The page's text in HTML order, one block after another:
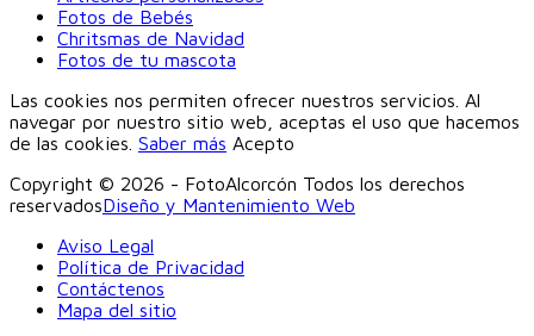
Fotos de Bebés
Chritsmas de Navidad
Fotos de tu mascota
Las cookies nos permiten ofrecer nuestros servicios. Al
navegar por nuestro sitio web, aceptas el uso que hacemos
de las cookies. Saber más Acepto
Copyright © 2026 - FotoAlcorcón Todos los derechos
reservadosDiseño y Mantenimiento Web
Aviso Legal
Política de Privacidad
Contáctenos
Mapa del sitio